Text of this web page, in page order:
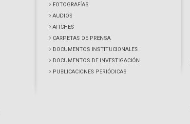
FOTOGRAFÍAS
AUDIOS
AFICHES
CARPETAS DE PRENSA
DOCUMENTOS INSTITUCIONALES
DOCUMENTOS DE INVESTIGACIÓN
PUBLICACIONES PERIÓDICAS